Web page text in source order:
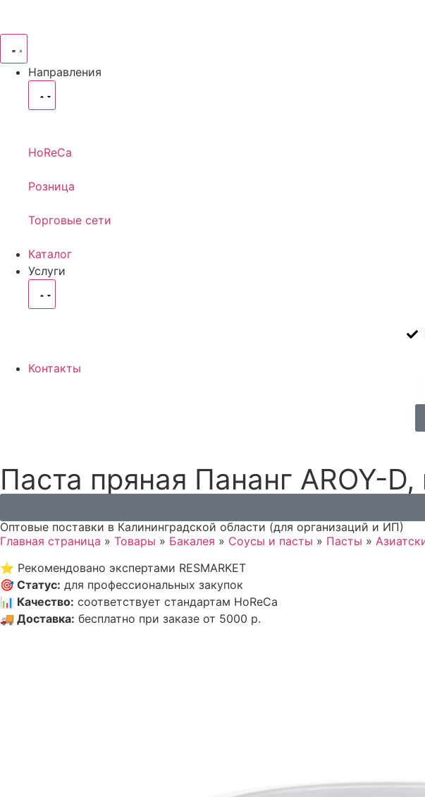
Направления
HoReCa
Розница
Торговые сети
Каталог
Услуги
Контакты
Паста пряная Пананг AROY-
Оптовые поставки в Калининградской области (для организаций и ИП)
Главная страница » Товары » Бакалея » Соусы и пасты » Пасты »
⭐ Рекомендовано экспертами RESMARKET
🎯 Статус: для профессиональных закупок
📊 Качество: соответствует стандартам HoReCa
🚚 Доставка: бесплатно при заказе от 5000 р.